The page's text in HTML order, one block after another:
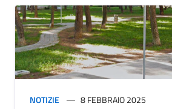
NOTIZIE 8 FEBBRAIO 2025